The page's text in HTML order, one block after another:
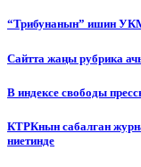
“Трибунанын” ишин
Сайтта жаңы рубрика
В индексе свободы
КТРКнын сабалган
ниетинде